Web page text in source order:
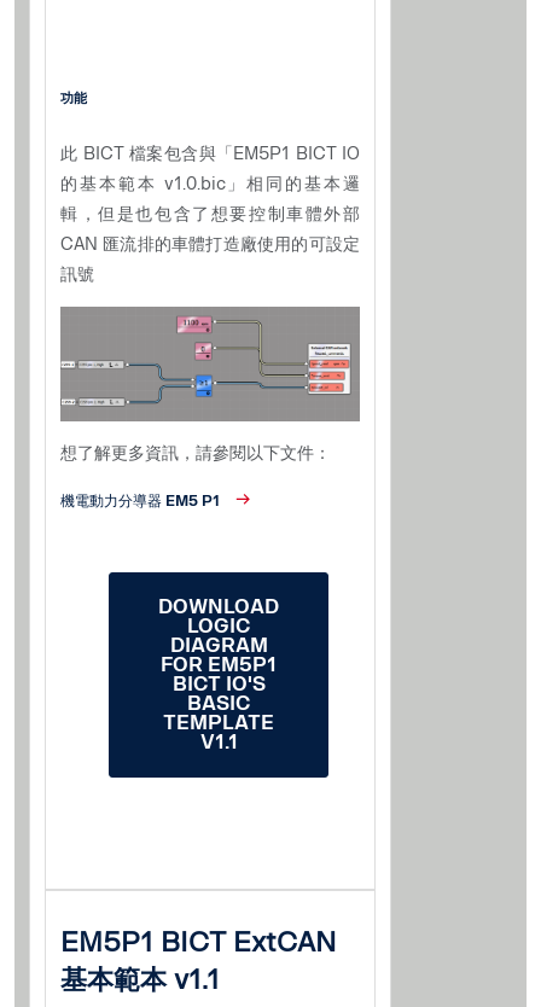
功能
此 BICT 檔案包含與「EM5P1 BICT IO
的基本範本 v1.0.bic」相同的基本邏
輯，但是也包含了想要控制車體外部
CAN 匯流排的車體打造廠使用的可設定
訊號
想了解更多資訊，請參閱以下文件：
機電動力分導器 EM5 P1
DOWNLOAD
LOGIC
DIAGRAM
FOR EM5P1
BICT IO'S
BASIC
TEMPLATE
V1.1
EM5P1 BICT ExtCAN
基本範本 v1.1